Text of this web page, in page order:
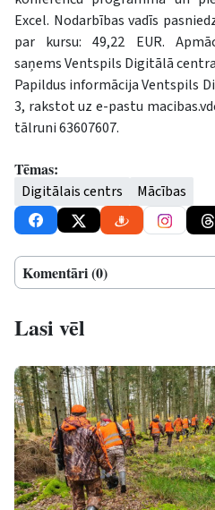
Excel. Nodarbības vadīs
par kursu: 49,22 EUR.
saņems Ventspils Digitālā
Papildus informācija Ventspils
3, rakstot uz e-pastu
tālruni 63607607.
Tēmas:
Digitālais centrs Mācības
Komentāri (0)
Lasi vēl